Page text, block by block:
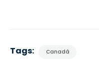
Tags: Canadá